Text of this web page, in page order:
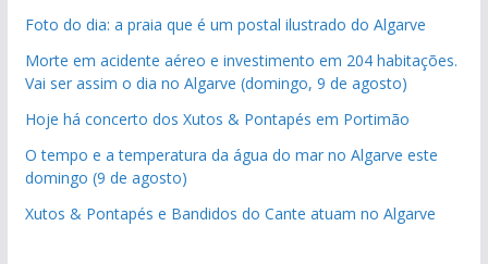
Foto do dia: a praia que é um postal ilustrado do Algarve
Morte em acidente aéreo e investimento em 204 habitações.
Vai ser assim o dia no Algarve (domingo, 9 de agosto)
Hoje há concerto dos Xutos & Pontapés em Portimão
O tempo e a temperatura da água do mar no Algarve este
domingo (9 de agosto)
Xutos & Pontapés e Bandidos do Cante atuam no Algarve